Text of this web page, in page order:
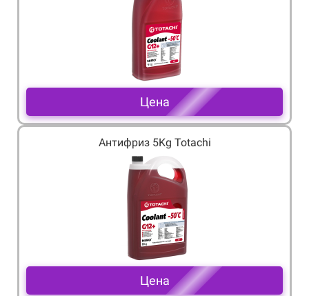
Цена
Антифриз 5Kg Totachi
Цена